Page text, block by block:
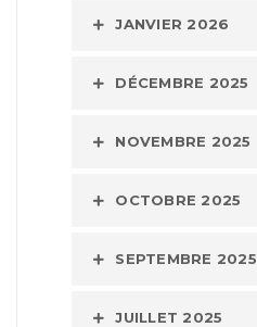
JANVIER 2026
DÉCEMBRE 2025
NOVEMBRE 2025
OCTOBRE 2025
SEPTEMBRE 2025
JUILLET 2025